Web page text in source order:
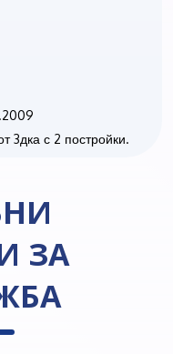
3дка с 2 постройки.
ЗА